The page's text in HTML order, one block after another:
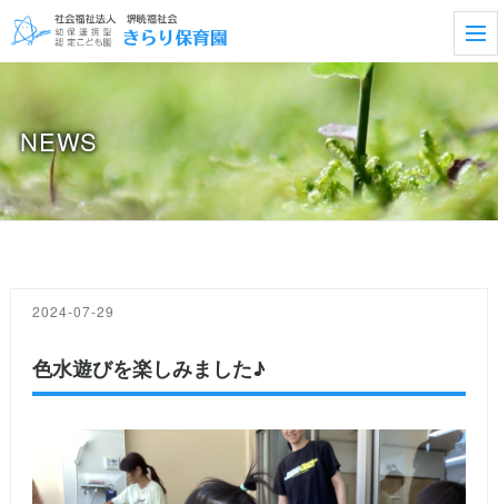
t
o
e
n
a
v
g
a
NEWS
2024-07-29
色水遊びを楽しみました♪